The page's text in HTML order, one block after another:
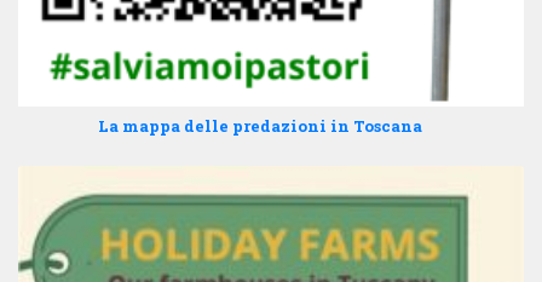
La mappa delle predazioni in Toscana